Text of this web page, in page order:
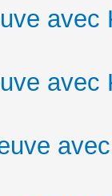
avec
avec